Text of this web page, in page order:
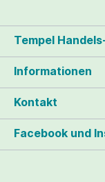
Tempel
Informationen
Kontakt
Facebook und